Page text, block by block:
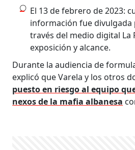
El 13 de febrero de 2023:
información fue divulgada
través del medio digital La
exposición y alcance.
Durante la audiencia de
explicó que Varela y los otros
puesto en riesgo al equipo
nexos de la mafia albanesa